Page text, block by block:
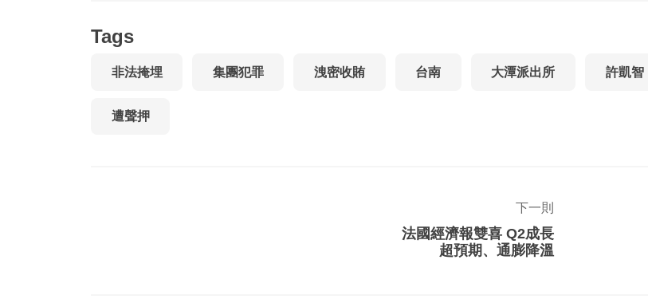
Tags
非法掩埋 集團犯罪 洩密收賄 台南 大潭派出所 許凱智
遭聲押
下一則
法國經濟報雙喜 Q2成長
超預期、通膨降溫